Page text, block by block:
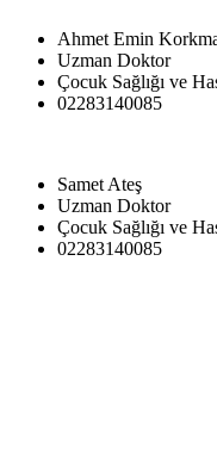
Ahmet Emin
Uzman Doktor
Çocuk Sağlığı ve
02283140085
Samet Ateş
Uzman Doktor
Çocuk Sağlığı ve
02283140085